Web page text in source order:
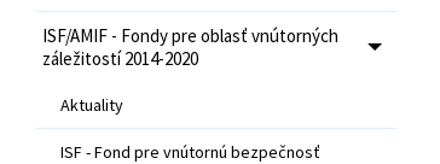
ISF/AMIF - Fondy pre oblasť vnútorných
záležitostí 2014-2020
Aktuality
ISF - Fond pre vnútornú bezpečnosť